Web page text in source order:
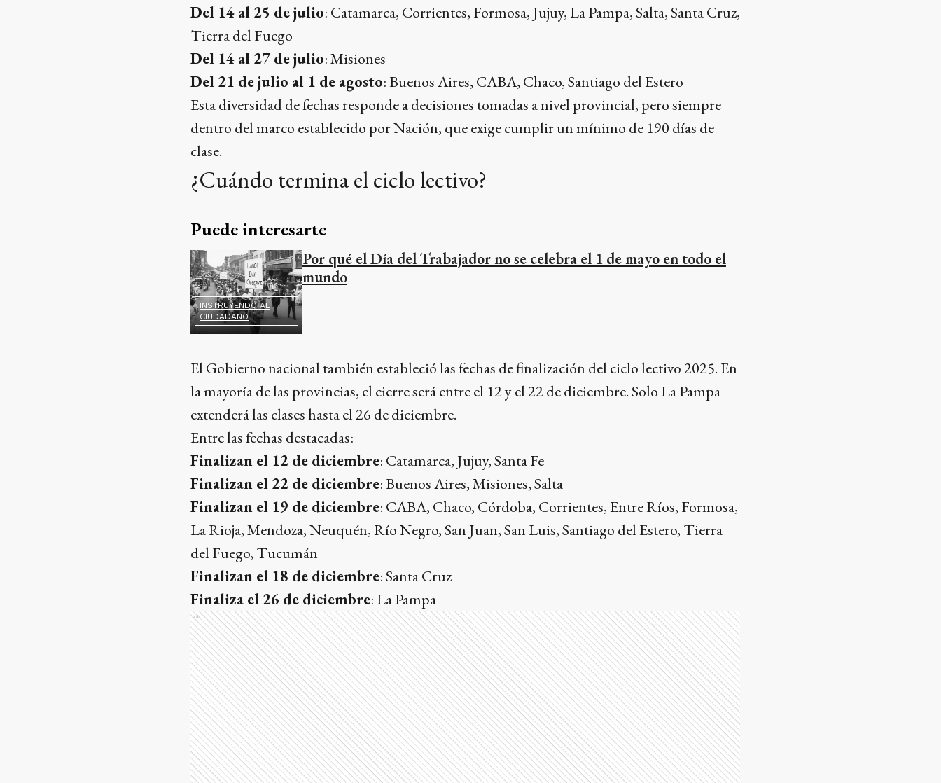
Del 14 al 25 de julio: Catamarca, Corrientes, Formosa, Jujuy, La Pampa, Salta, Santa Cruz,
Tierra del Fuego
Del 14 al 27 de julio: Misiones
Del 21 de julio al 1 de agosto: Buenos Aires, CABA, Chaco, Santiago del Estero
Esta diversidad de fechas responde a decisiones tomadas a nivel provincial, pero siempre
dentro del marco establecido por Nación, que exige cumplir un mínimo de 190 días de
clase.
¿Cuándo termina el ciclo lectivo?
Puede interesarte
INSTRUYENDO AL
CIUDADANO
Por qué el Día del Trabajador no se celebra el 1 de mayo en todo el
mundo
El Gobierno nacional también estableció las fechas de finalización del ciclo lectivo 2025. En
la mayoría de las provincias, el cierre será entre el 12 y el 22 de diciembre. Solo La Pampa
extenderá las clases hasta el 26 de diciembre.
Entre las fechas destacadas:
Finalizan el 12 de diciembre: Catamarca, Jujuy, Santa Fe
Finalizan el 22 de diciembre: Buenos Aires, Misiones, Salta
Finalizan el 19 de diciembre: CABA, Chaco, Córdoba, Corrientes, Entre Ríos, Formosa,
La Rioja, Mendoza, Neuquén, Río Negro, San Juan, San Luis, Santiago del Estero, Tierra
del Fuego, Tucumán
Finalizan el 18 de diciembre: Santa Cruz
Finaliza el 26 de diciembre: La Pampa
Ads